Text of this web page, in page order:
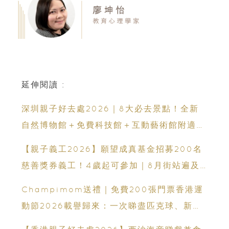
延伸閱讀 :
深圳親子好去處2026｜8大必去景點！全新
自然博物館＋免費科技館＋互動藝術館附適合
【親子義工2026】願望成真基金招募200名
慈善獎券義工！4歲起可參加｜8月街站遍及
Champimom送禮｜免費200張門票香港運
動節2026載譽歸來：一次睇盡匹克球、新興